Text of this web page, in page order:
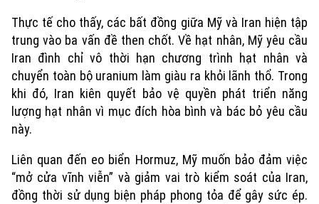
Thực tế cho thấy, các bất đồng giữa Mỹ và Iran hiện tập
trung vào ba vấn đề then chốt. Về hạt nhân, Mỹ yêu cầu
Iran đình chỉ vô thời hạn chương trình hạt nhân và
chuyển toàn bộ uranium làm giàu ra khỏi lãnh thổ. Trong
khi đó, Iran kiên quyết bảo vệ quyền phát triển năng
lượng hạt nhân vì mục đích hòa bình và bác bỏ yêu cầu
này.
Liên quan đến eo biển Hormuz, Mỹ muốn bảo đảm việc
“mở cửa vĩnh viễn” và giảm vai trò kiểm soát của Iran,
đồng thời sử dụng biện pháp phong tỏa để gây sức ép.